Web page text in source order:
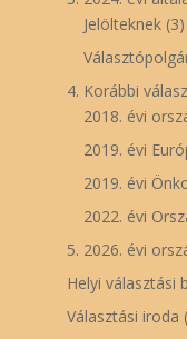
Jelölteknek(3)
4. Korábbi
2018. évi
2019. évi
2019. évi
2022. évi
5. 2026. évi
Helyi választási
Választási iroda